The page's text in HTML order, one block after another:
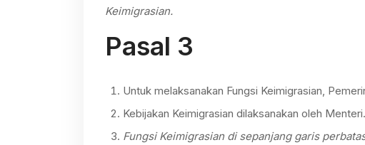
Keimigrasian.
Pasal 3
Untuk melaksanakan Fungsi Keimigrasian,
Kebijakan Keimigrasian dilaksanakan oleh Menteri.
Fungsi Keimigrasian di sepanjang garis